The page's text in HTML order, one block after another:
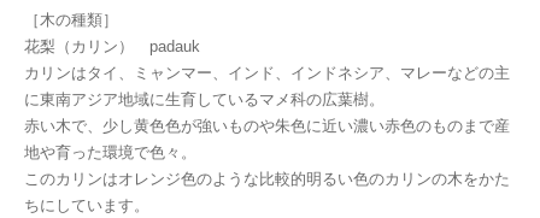
［木の種類］
花梨（カリン） padauk
カリンはタイ、ミャンマー、インド、インドネシア、マレーなどの主
に東南アジア地域に生育しているマメ科の広葉樹。
赤い木で、少し黄色色が強いものや朱色に近い濃い赤色のものまで産
地や育った環境で色々。
このカリンはオレンジ色のような比較的明るい色のカリンの木をかた
ちにしています。